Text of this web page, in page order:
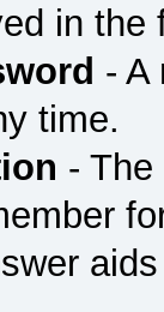
in
- A
time.
-